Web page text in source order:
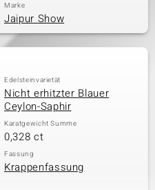
Marke
Jaipur Show
Edelsteinvarietät
Nicht erhitzter Blauer
Ceylon-Saphir
Karatgewicht Summe
0,328 ct
Fassung
Krappenfassung